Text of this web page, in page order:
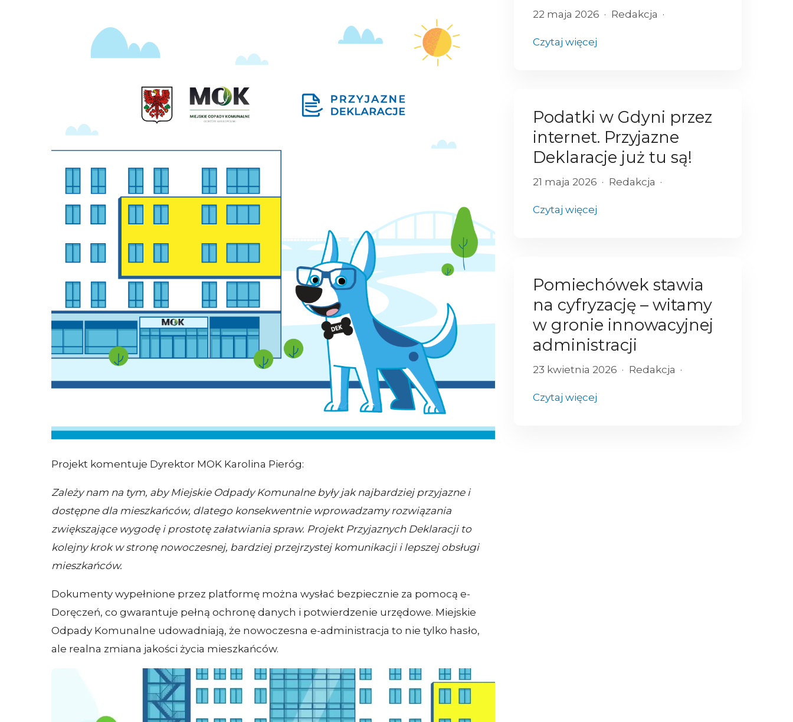
Projekt komentuje Dyrektor MOK Karolina Pieróg:
Zależy nam na tym, aby Miejskie Odpady Komunalne były jak najbardziej przyjazne i
dostępne dla mieszkańców, dlatego konsekwentnie wprowadzamy rozwiązania
zwiększające wygodę i prostotę załatwiania spraw. Projekt Przyjaznych Deklaracji to
kolejny krok w stronę nowoczesnej, bardziej przejrzystej komunikacji i lepszej obsługi
mieszkańców.
Dokumenty wypełnione przez platformę można wysłać bezpiecznie za pomocą e-
Doręczeń, co gwarantuje pełną ochronę danych i potwierdzenie urzędowe. Miejskie
Odpady Komunalne udowadniają, że nowoczesna e-administracja to nie tylko hasło,
ale realna zmiana jakości życia mieszkańców.
22 maja 2026 Redakcja
Czytaj więcej
Podatki w Gdyni przez
internet. Przyjazne
Deklaracje już tu są!
21 maja 2026 Redakcja
Czytaj więcej
Pomiechówek stawia
na cyfryzację – witamy
w gronie innowacyjnej
administracji
23 kwietnia 2026 Redakcja
Czytaj więcej